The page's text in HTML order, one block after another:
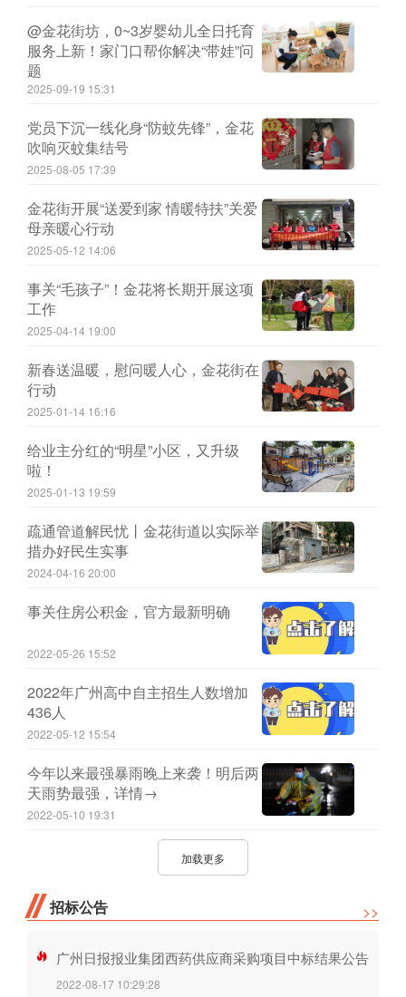
@金花街坊，0~3岁婴幼儿全日托育
服务上新！家门口帮你解决“带娃”问
题
2025-09-19 15:31
党员下沉一线化身“防蚊先锋”，金花
吹响灭蚊集结号
2025-08-05 17:39
金花街开展“送爱到家 情暖特扶”关爱
母亲暖心行动
2025-05-12 14:06
事关“毛孩子”！金花将长期开展这项
工作
2025-04-14 19:00
新春送温暖，慰问暖人心，金花街在
行动
2025-01-14 16:16
给业主分红的“明星”小区，又升级
啦！
2025-01-13 19:59
疏通管道解民忧丨金花街道以实际举
措办好民生实事
2024-04-16 20:00
事关住房公积金，官方最新明确
2022-05-26 15:52
2022年广州高中自主招生人数增加
436人
2022-05-12 15:54
今年以来最强暴雨晚上来袭！明后两
天雨势最强，详情→
2022-05-10 19:31
加载更多
招标公告 >>
广州日报报业集团西药供应商采购项目中标结果公告
2022-08-17 10:29:28